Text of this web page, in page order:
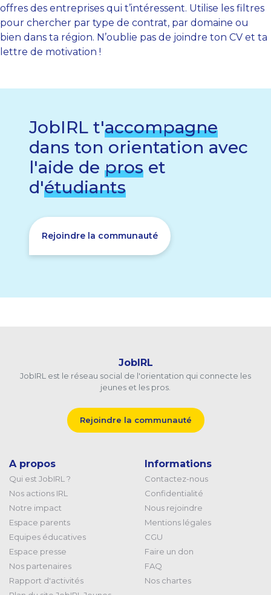
offres des entreprises qui t’intéressent. Utilise les filtres
pour chercher par type de contrat, par domaine ou
bien dans ta région. N’oublie pas de joindre ton CV et ta
lettre de motivation !
JobIRL t'accompagne
dans ton orientation avec
l'aide de pros et
d'étudiants
Rejoindre la communauté
JobIRL
JobIRL est le réseau social de l'orientation qui connecte les
jeunes et les pros.
Rejoindre la communauté
A propos
Qui est JobIRL ?
Nos actions IRL
Notre impact
Espace parents
Equipes éducatives
Espace presse
Nos partenaires
Rapport d'activités
Informations
Contactez-nous
Confidentialité
Nous rejoindre
Mentions légales
CGU
Faire un don
FAQ
Nos chartes